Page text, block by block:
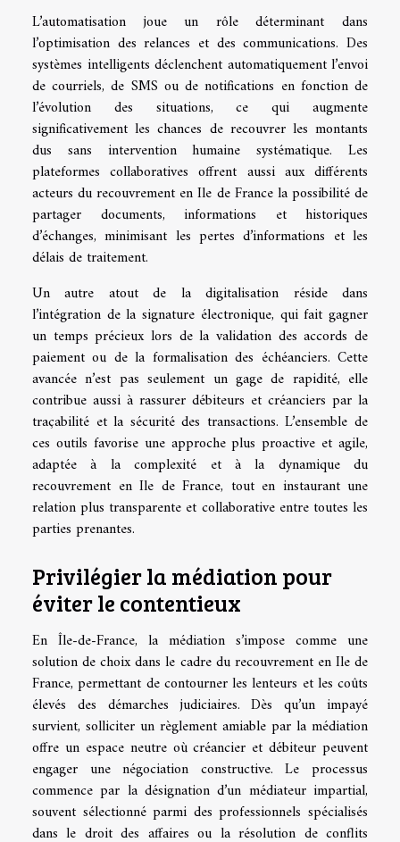
L’automatisation joue un rôle déterminant dans
l’optimisation des relances et des communications. Des
systèmes intelligents déclenchent automatiquement l’envoi
de courriels, de SMS ou de notifications en fonction de
l’évolution des situations, ce qui augmente
significativement les chances de recouvrer les montants
dus sans intervention humaine systématique. Les
plateformes collaboratives offrent aussi aux différents
acteurs du recouvrement en Ile de France la possibilité de
partager documents, informations et historiques
d’échanges, minimisant les pertes d’informations et les
délais de traitement.
Un autre atout de la digitalisation réside dans
l’intégration de la signature électronique, qui fait gagner
un temps précieux lors de la validation des accords de
paiement ou de la formalisation des échéanciers. Cette
avancée n’est pas seulement un gage de rapidité, elle
contribue aussi à rassurer débiteurs et créanciers par la
traçabilité et la sécurité des transactions. L’ensemble de
ces outils favorise une approche plus proactive et agile,
adaptée à la complexité et à la dynamique du
recouvrement en Ile de France, tout en instaurant une
relation plus transparente et collaborative entre toutes les
parties prenantes.
Privilégier la médiation pour
éviter le contentieux
En Île-de-France, la médiation s’impose comme une
solution de choix dans le cadre du recouvrement en Ile de
France, permettant de contourner les lenteurs et les coûts
élevés des démarches judiciaires. Dès qu’un impayé
survient, solliciter un règlement amiable par la médiation
offre un espace neutre où créancier et débiteur peuvent
engager une négociation constructive. Le processus
commence par la désignation d’un médiateur impartial,
souvent sélectionné parmi des professionnels spécialisés
dans le droit des affaires ou la résolution de conflits